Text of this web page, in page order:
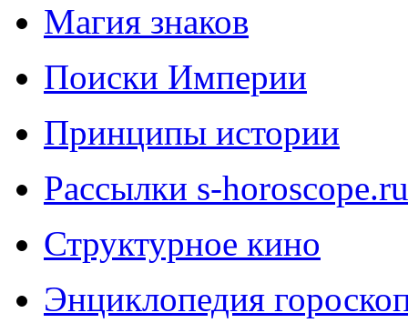
Магия знаков
Поиски Империи
Принципы истории
Рассылки s-horoscope.ru
Структурное кино
Энциклопедия